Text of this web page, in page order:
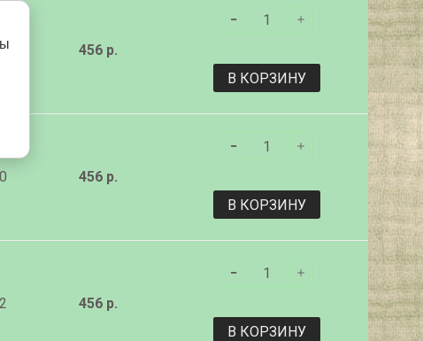
456 р.
В КОРЗИНУ
456 р.
В КОРЗИНУ
456 р.
В КОРЗИНУ